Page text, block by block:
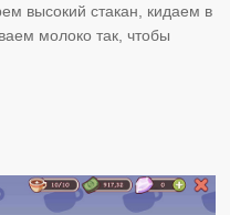
высокий стакан, кидаем в
молоко так, чтобы